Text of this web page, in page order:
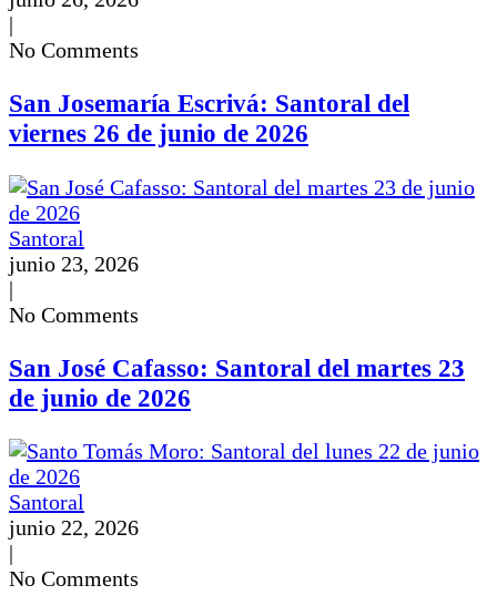
|
No Comments
San Josemaría Escrivá: Santoral del
viernes 26 de junio de 2026
Santoral
junio 23, 2026
|
No Comments
San José Cafasso: Santoral del martes 23
de junio de 2026
Santoral
junio 22, 2026
|
No Comments